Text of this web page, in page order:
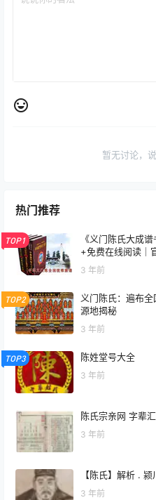
暂无讨论，
热门推荐
TOP1
《义门陈氏大成
+免费在线阅读｜
3 年前
TOP2
义门陈氏：遍布
源地揭秘
3 年前
TOP3 陈姓堂号大全
3 年前
陈氏宗亲网 字辈
3 年前
【陈氏】解析 .
3 年前